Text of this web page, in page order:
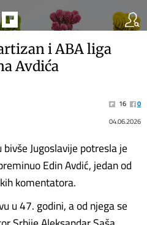
i ABA liga
Avdića
16
0
04.06.2026
Jugoslavije potresla je
Edin Avdić, jedan od
komentatora.
u 47. godini, a od njega se